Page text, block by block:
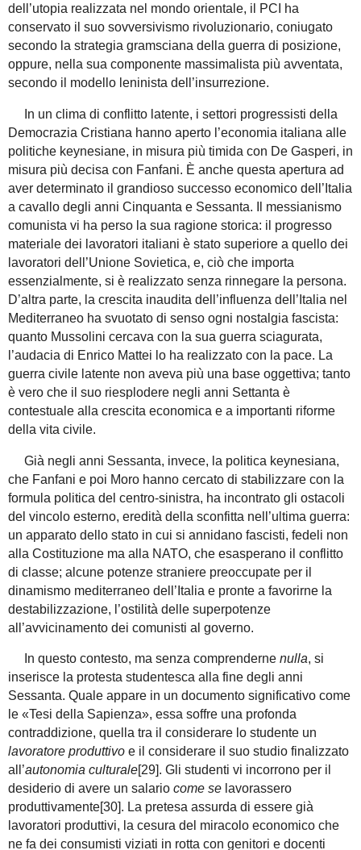
dell’utopia realizzata nel mondo orientale, il PCI ha
conservato il suo sovversivismo rivoluzionario, coniugato
secondo la strategia gramsciana della guerra di posizione,
oppure, nella sua componente massimalista più avventata,
secondo il modello leninista dell’insurrezione.
In un clima di conflitto latente, i settori progressisti della
Democrazia Cristiana hanno aperto l’economia italiana alle
politiche keynesiane, in misura più timida con De Gasperi, in
misura più decisa con Fanfani. È anche questa apertura ad
aver determinato il grandioso successo economico dell’Italia
a cavallo degli anni Cinquanta e Sessanta. Il messianismo
comunista vi ha perso la sua ragione storica: il progresso
materiale dei lavoratori italiani è stato superiore a quello dei
lavoratori dell’Unione Sovietica, e, ciò che importa
essenzialmente, si è realizzato senza rinnegare la persona.
D’altra parte, la crescita inaudita dell’influenza dell’Italia nel
Mediterraneo ha svuotato di senso ogni nostalgia fascista:
quanto Mussolini cercava con la sua guerra sciagurata,
l’audacia di Enrico Mattei lo ha realizzato con la pace. La
guerra civile latente non aveva più una base oggettiva; tanto
è vero che il suo riesplodere negli anni Settanta è
contestuale alla crescita economica e a importanti riforme
della vita civile.
Già negli anni Sessanta, invece, la politica keynesiana,
che Fanfani e poi Moro hanno cercato di stabilizzare con la
formula politica del centro-sinistra, ha incontrato gli ostacoli
del vincolo esterno, eredità della sconfitta nell’ultima guerra:
un apparato dello stato in cui si annidano fascisti, fedeli non
alla Costituzione ma alla NATO, che esasperano il conflitto
di classe; alcune potenze straniere preoccupate per il
dinamismo mediterraneo dell’Italia e pronte a favorirne la
destabilizzazione, l’ostilità delle superpotenze
all’avvicinamento dei comunisti al governo.
In questo contesto, ma senza comprenderne nulla, si
inserisce la protesta studentesca alla fine degli anni
Sessanta. Quale appare in un documento significativo come
le «Tesi della Sapienza», essa soffre una profonda
contraddizione, quella tra il considerare lo studente un
lavoratore produttivo e il considerare il suo studio finalizzato
all’autonomia culturale[29]. Gli studenti vi incorrono per il
desiderio di avere un salario come se lavorassero
produttivamente[30]. La pretesa assurda di essere già
lavoratori produttivi, la cesura del miracolo economico che
ne fa dei consumisti viziati in rotta con genitori e docenti